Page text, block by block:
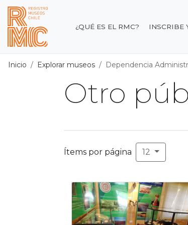
Contenido principal
Registro de
¿QUÉ ES EL RMC? INSCRIBE
Inicio Explorar museos Dependencia
Otro
Ítems por página 12